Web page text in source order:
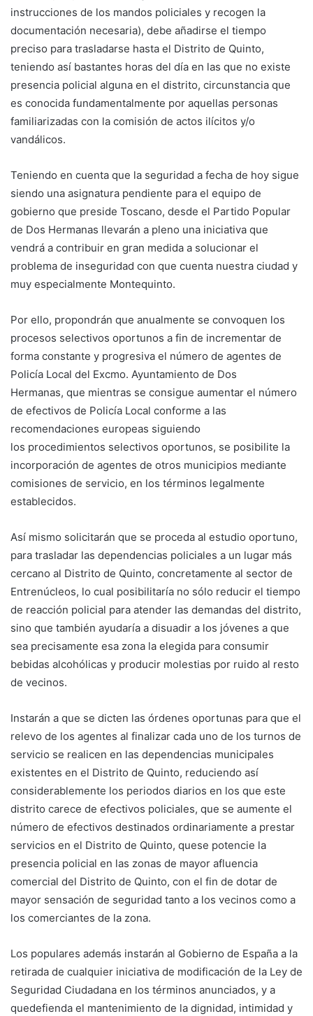
instrucciones de los mandos policiales y recogen la
documentación necesaria), debe añadirse el tiempo
preciso para trasladarse hasta el Distrito de Quinto,
teniendo así bastantes horas del día en las que no existe
presencia policial alguna en el distrito, circunstancia que
es conocida fundamentalmente por aquellas personas
familiarizadas con la comisión de actos ilícitos y/o
vandálicos.
Teniendo en cuenta que la seguridad a fecha de hoy sigue
siendo una asignatura pendiente para el equipo de
gobierno que preside Toscano, desde el Partido Popular
de Dos Hermanas llevarán a pleno una iniciativa que
vendrá a contribuir en gran medida a solucionar el
problema de inseguridad con que cuenta nuestra ciudad y
muy especialmente Montequinto.
Por ello, propondrán que anualmente se convoquen los
procesos selectivos oportunos a fin de incrementar de
forma constante y progresiva el número de agentes de
Policía Local del Excmo. Ayuntamiento de Dos
Hermanas, que mientras se consigue aumentar el número
de efectivos de Policía Local conforme a las
recomendaciones europeas siguiendo
los procedimientos selectivos oportunos, se posibilite la
incorporación de agentes de otros municipios mediante
comisiones de servicio, en los términos legalmente
establecidos.
Así mismo solicitarán que se proceda al estudio oportuno,
para trasladar las dependencias policiales a un lugar más
cercano al Distrito de Quinto, concretamente al sector de
Entrenúcleos, lo cual posibilitaría no sólo reducir el tiempo
de reacción policial para atender las demandas del distrito,
sino que también ayudaría a disuadir a los jóvenes a que
sea precisamente esa zona la elegida para consumir
bebidas alcohólicas y producir molestias por ruido al resto
de vecinos.
Instarán a que se dicten las órdenes oportunas para que el
relevo de los agentes al finalizar cada uno de los turnos de
servicio se realicen en las dependencias municipales
existentes en el Distrito de Quinto, reduciendo así
considerablemente los periodos diarios en los que este
distrito carece de efectivos policiales, que se aumente el
número de efectivos destinados ordinariamente a prestar
servicios en el Distrito de Quinto, quese potencie la
presencia policial en las zonas de mayor afluencia
comercial del Distrito de Quinto, con el fin de dotar de
mayor sensación de seguridad tanto a los vecinos como a
los comerciantes de la zona.
Los populares además instarán al Gobierno de España a la
retirada de cualquier iniciativa de modificación de la Ley de
Seguridad Ciudadana en los términos anunciados, y a
quedefienda el mantenimiento de la dignidad, intimidad y